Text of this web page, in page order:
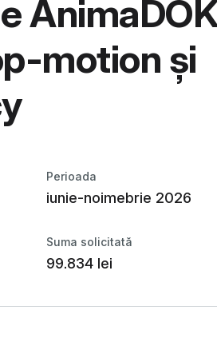
motion și
Perioada
iunie-noimebrie 2026
Suma solicitată
99.834 lei